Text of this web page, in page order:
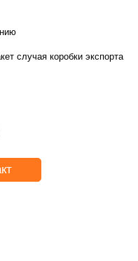
случая коробки экспорта